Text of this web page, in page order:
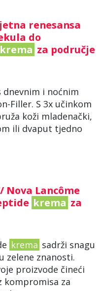
renesansa
do
krema za područje
i noćnim
Filler. S 3x učinkom
koži mladenački,
ili dvaput tjedno
Nova Lancôme
krema za
krema sadrži snagu
zelene znanosti.
proizvode čineći
za